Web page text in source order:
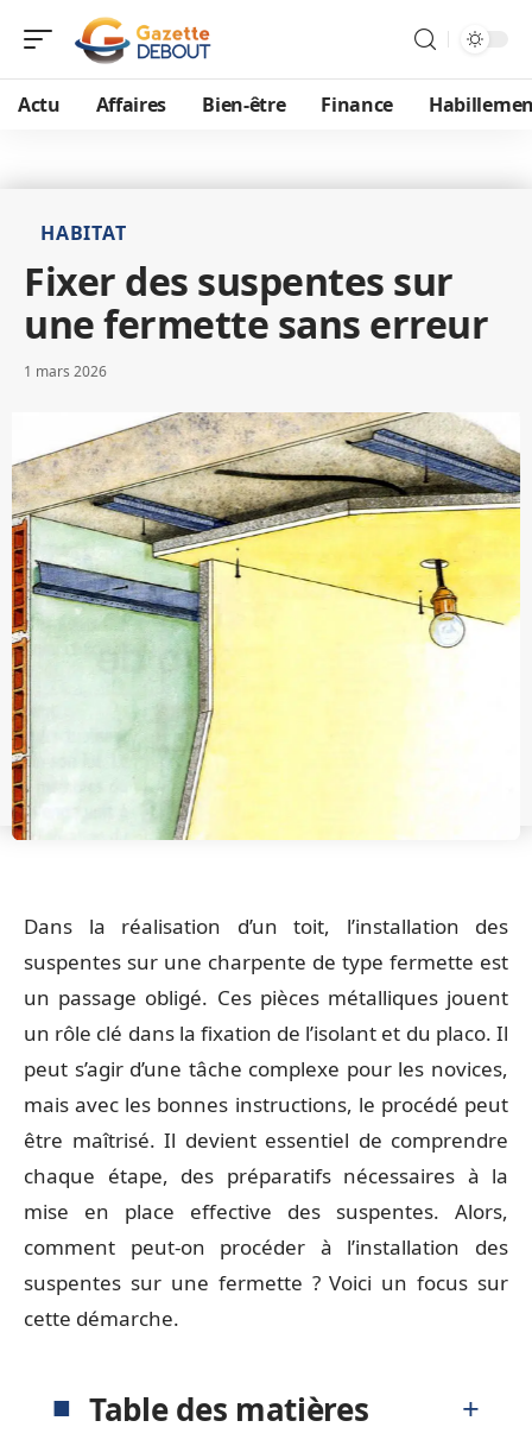
Actu Affaires Bien-être Finance
HABITAT
Fixer des suspentes sur
une fermette sans erreur
1 mars 2026
Dans la réalisation d’un toit, l’installation des
suspentes sur une charpente de type fermette est
un passage obligé. Ces pièces métalliques jouent
un rôle clé dans la fixation de l’isolant et du placo. Il
peut s’agir d’une tâche complexe pour les novices,
mais avec les bonnes instructions, le procédé peut
être maîtrisé. Il devient essentiel de comprendre
chaque étape, des préparatifs nécessaires à la
mise en place effective des suspentes. Alors,
comment peut-on procéder à l’installation des
suspentes sur une fermette ? Voici un focus sur
cette démarche.
Table des matières